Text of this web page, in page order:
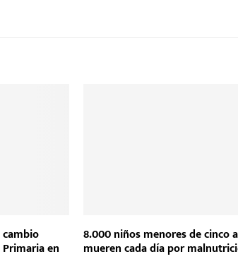
cambio
en
8.000 niños menores de cinco
mueren cada día por